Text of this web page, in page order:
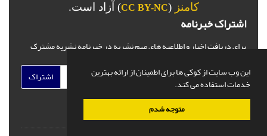
این وب سایت از کوکی ها برای اطمینان از ارائه بهترین
خدمات استفاده می کند.
متوجه شدم
کامنز (
CC BY-NC) آزاد است.
اشتراک خبرنامه
برای دریافت اخبار و اطلاعیه های مهم نشریه در خبرنامه نشریه مشترک
اشتراک